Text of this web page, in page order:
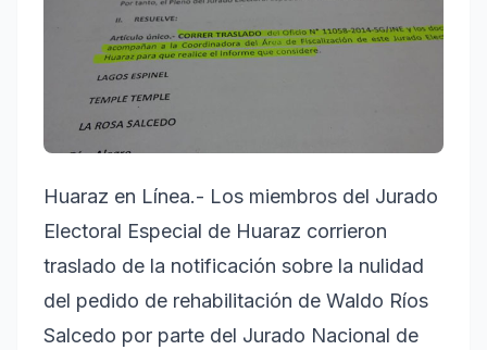
Huaraz en Línea.- Los miembros del Jurado
Electoral Especial de Huaraz corrieron
traslado de la notificación sobre la nulidad
del pedido de rehabilitación de Waldo Ríos
Salcedo por parte del Jurado Nacional de